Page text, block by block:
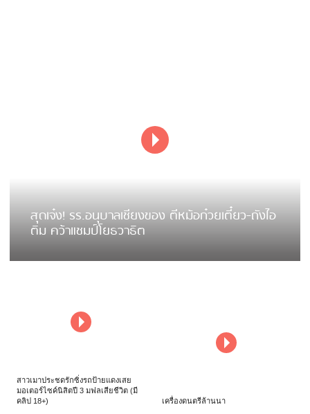
สุดเจ๋ง! รร.อนุบาลเชียงของ ตีหม้อก๋วยเตี๋ยว-ถังไอ
ติม คว้าแชมป์โยธวาธิต
สาวเมาประชดรักซิ่งรถป้ายแดงเสย
มอเตอร์ไซค์นิสิตปี 3 มฟลเสียชีวิต (มี
คลิป 18+)
เครื่องดนตรีล้านนา